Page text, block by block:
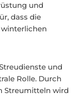
und
dass die
und
Rolle. Durch
Streumitteln wird